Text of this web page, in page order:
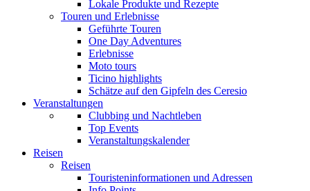
Lokale Produkte und Rezepte
Touren und Erlebnisse
Geführte Touren
One Day Adventures
Erlebnisse
Moto tours
Ticino highlights
Schätze auf den Gipfeln des Ceresio
Veranstaltungen
Clubbing und Nachtleben
Top Events
Veranstaltungskalender
Reisen
Reisen
Touristeninformationen und Adressen